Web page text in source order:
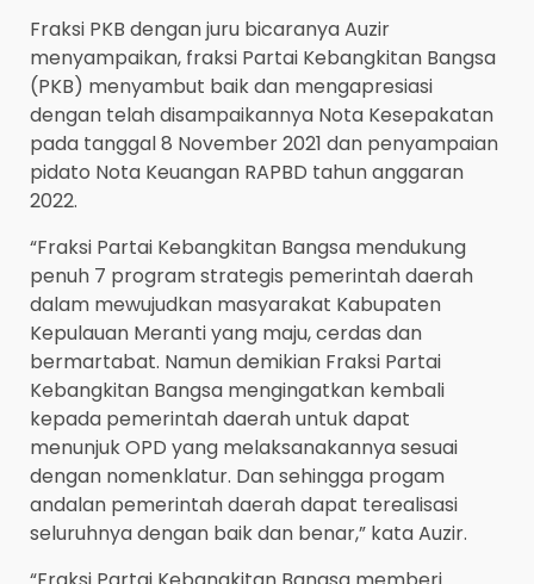
Fraksi PKB dengan juru bicaranya Auzir
menyampaikan, fraksi Partai Kebangkitan Bangsa
(PKB) menyambut baik dan mengapresiasi
dengan telah disampaikannya Nota Kesepakatan
pada tanggal 8 November 2021 dan penyampaian
pidato Nota Keuangan RAPBD tahun anggaran
2022.
“Fraksi Partai Kebangkitan Bangsa mendukung
penuh 7 program strategis pemerintah daerah
dalam mewujudkan masyarakat Kabupaten
Kepulauan Meranti yang maju, cerdas dan
bermartabat. Namun demikian Fraksi Partai
Kebangkitan Bangsa mengingatkan kembali
kepada pemerintah daerah untuk dapat
menunjuk OPD yang melaksanakannya sesuai
dengan nomenklatur. Dan sehingga progam
andalan pemerintah daerah dapat terealisasi
seluruhnya dengan baik dan benar,” kata Auzir.